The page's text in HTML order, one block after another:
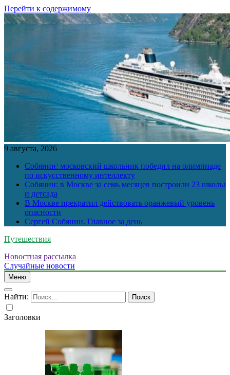
Перейти к содержимому
9 августа, 2026
Собянин: московский школьник победил на олимпиаде
по искусственному интеллекту
Собянин: в Москве за семь месяцев построили 23 школы
и детсада
В Москве прекратил действовать оранжевый уровень
опасности
Сергей Собянин. Главное за день
Путешествия
Новостная рассылка
Случайные новости
Меню
Найти:
Заголовки